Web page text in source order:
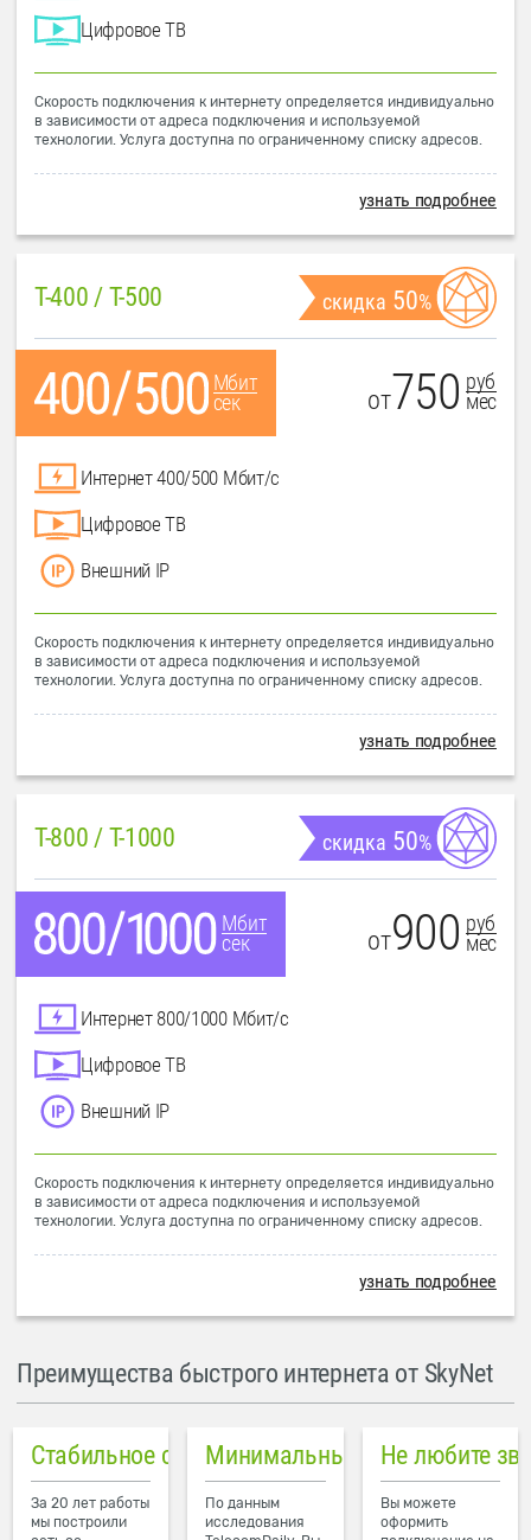
Цифровое ТВ
Скорость подключения к интернету определяется индивидуально
в зависимости от адреса подключения и используемой
технологии. Услуга доступна по ограниченному списку адресов.
узнать подробнее
T-400 / T-500 скидка 50%
Мбит
сек
от750 руб
мес
Интернет 400/500 Мбит/с
Цифровое ТВ
Внешний IP
Скорость подключения к интернету определяется индивидуально
в зависимости от адреса подключения и используемой
технологии. Услуга доступна по ограниченному списку адресов.
узнать подробнее
T-800 / T-1000 скидка 50%
Мбит
сек
от900 руб
мес
Интернет 800/1000 Мбит/с
Цифровое ТВ
Внешний IP
Скорость подключения к интернету определяется индивидуально
в зависимости от адреса подключения и используемой
технологии. Услуга доступна по ограниченному списку адресов.
узнать подробнее
Преимущества быстрого интернета от SkyNet
Стабильное соединение
За 20 лет работы
мы построили
Минимальный пинг в городе
По данным
исследования
Не любите
Вы можете
оформить